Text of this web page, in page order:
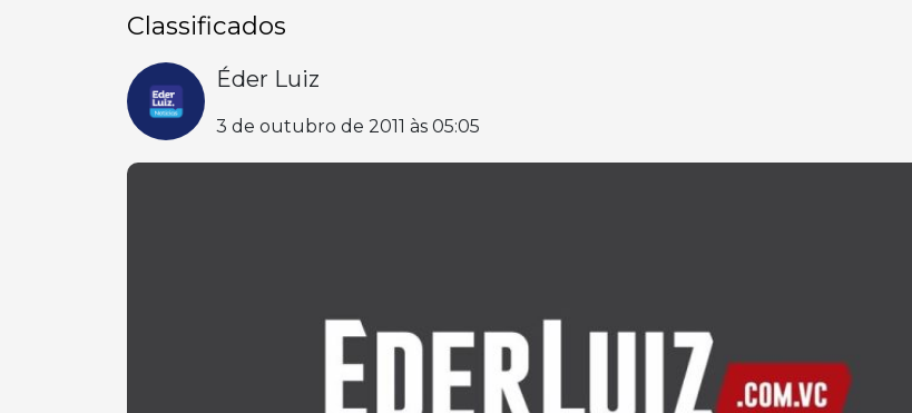
Classificados
Éder Luiz
3 de outubro de 2011 às 05:05